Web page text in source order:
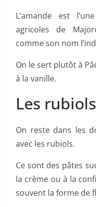
L’amande est
agricoles de
comme son nom
On le sert plutôt à
à la vanille.
Les rubiols
On reste dans les
avec les rubiols.
Ce sont des pâtes
la crème ou à la
souvent la forme de